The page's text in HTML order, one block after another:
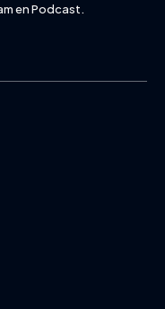
en Podcast.